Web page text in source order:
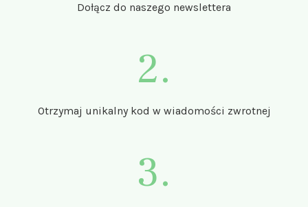
Dołącz do naszego newslettera
2.
Otrzymaj unikalny kod w wiadomości zwrotnej
3.